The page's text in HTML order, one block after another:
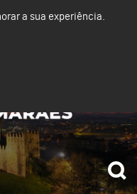
a sua experiência.